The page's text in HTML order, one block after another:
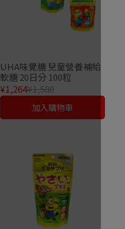
UHA味覺糖 兒童營養補給
軟糖 20日分 100粒
¥1,264¥1,580
加入購物車